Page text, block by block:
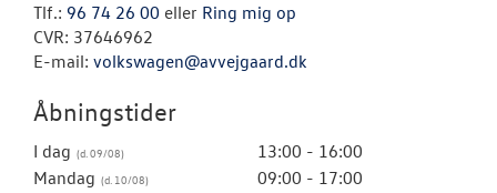
Tlf.: 96 74 26 00 eller Ring mig op
CVR: 37646962
E-mail: volkswagen@avvejgaard.dk
Åbningstider
I dag
13:00 - 16:00
Mandag
09:00 - 17:00